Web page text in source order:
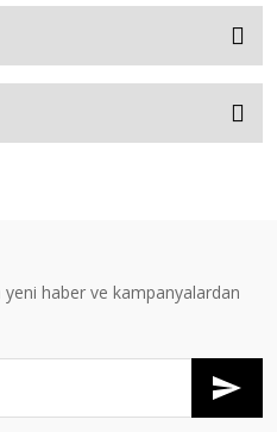
haber ve kampanyalardan